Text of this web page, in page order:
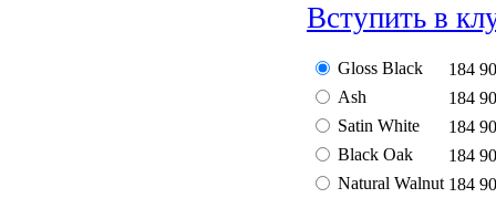
Вступить в
Gloss Black
184
Ash
184
Satin White
184
Black Oak
184
Natural Walnut 184